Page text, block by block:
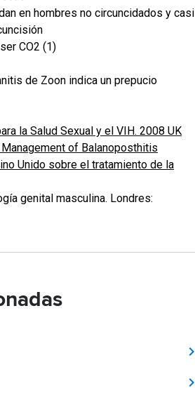
en hombres no circuncidados y casi
CO2 (1)
de Zoon indica un prepucio
la Salud Sexual y el VIH. 2008 UK
of Balanoposthitis
Unido sobre el tratamiento de la
genital masculina. Londres: